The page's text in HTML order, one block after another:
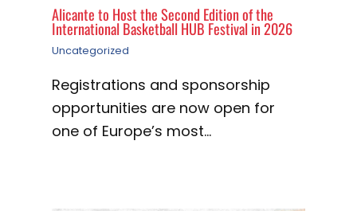
Alicante to Host the Second Edition of the
International Basketball HUB Festival in 2026
Uncategorized
Registrations and sponsorship
opportunities are now open for
one of Europe’s most…